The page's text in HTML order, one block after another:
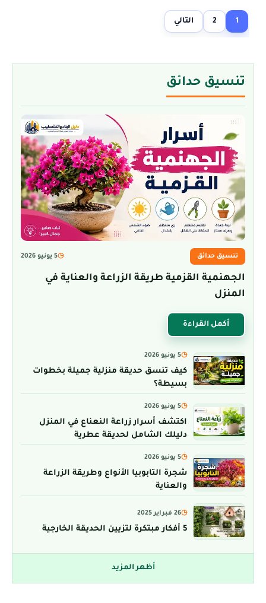
1
2 التالي
تنسيق حدائق
◷5 يونيو 2026
كيف تنسق حديقة منزلية جميلة بخطوات
بسيطة؟
◷5 يونيو 2026
اكتشف أسرار زراعة النعناع في المنزل
دليلك الشامل لحديقة عطرية
◷5 يونيو 2026
شجرة التابوبيا الأنواع وطريقة الزراعة
والعناية
◷26 فبراير 2025
5 أفكار مبتكرة لتزيين الحديقة الخارجية
تنسيق حدائق ◷5 يونيو 2026
الجهنمية القزمية طريقة الزراعة والعناية في
المنزل
أكمل القراءة
أظهر المزيد